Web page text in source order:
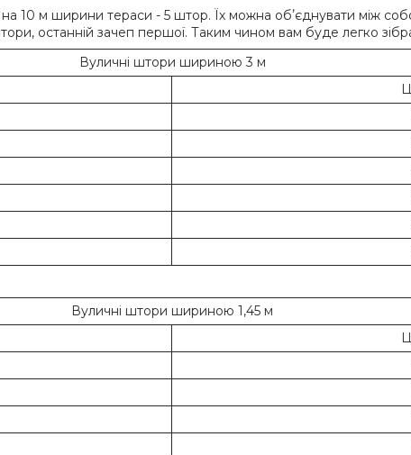
10 м ширини тераси - 5 штор. Їх можна обʼєднувати між
останній зачеп першої. Таким чином вам буде легко
Вуличні штори шириною 3 м
Вуличні штори шириною 1,45 м